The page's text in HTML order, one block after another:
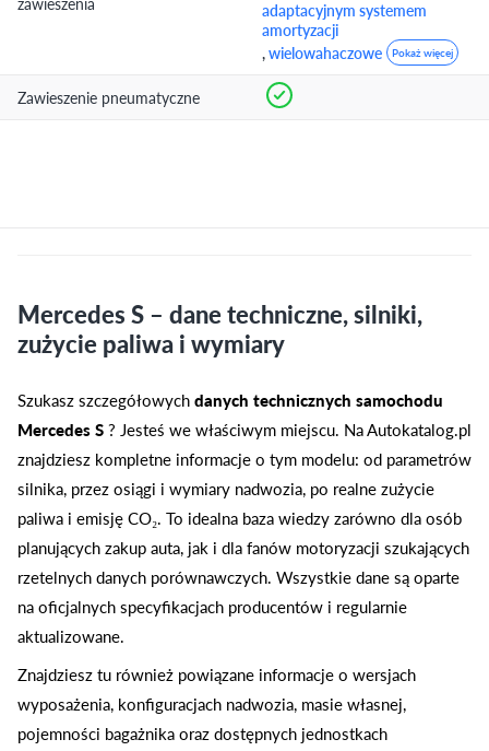
adaptacyjnym systemem
amortyzacji
,wielowahaczowe Pokaż więcej
Zawieszenie pneumatyczne
Mercedes S – dane techniczne, silniki,
zużycie paliwa i wymiary
Szukasz szczegółowychdanych technicznych samochodu
Mercedes S? Jesteś we właściwym miejscu. Na Autokatalog.pl
znajdziesz kompletne informacje o tym modelu: od parametrów
silnika, przez osiągi i wymiary nadwozia, po realne zużycie
paliwa i emisję CO₂. To idealna baza wiedzy zarówno dla osób
planujących zakup auta, jak i dla fanów motoryzacji szukających
rzetelnych danych porównawczych. Wszystkie dane są oparte
na oficjalnych specyfikacjach producentów i regularnie
aktualizowane.
Znajdziesz tu również powiązane informacje o wersjach
wyposażenia, konfiguracjach nadwozia, masie własnej,
pojemności bagażnika oraz dostępnych jednostkach